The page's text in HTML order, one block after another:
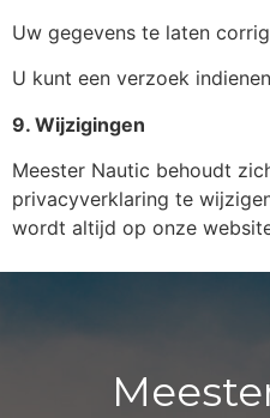
Uw gegevens te laten
U kunt een verzoek
9. Wijzigingen
Meester Nautic behoudt
privacyverklaring te
wordt altijd op onze